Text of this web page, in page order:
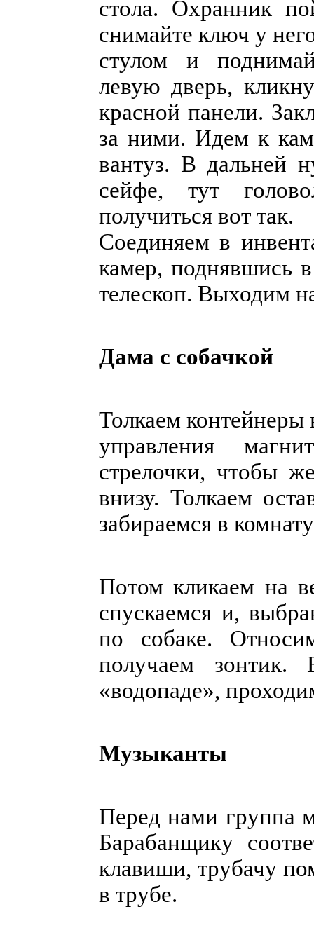
стола. Охранник
снимайте ключ у
стулом и
левую дверь,
красной панели.
за ними. Идем к
вантуз. В дальней
сейфе, тут
получиться вот так.
Соединяем в
камер, поднявшись
телескоп. Выходим
Дама с собачкой
Толкаем контейнеры
управления
стрелочки, чтобы
внизу. Толкаем
забираемся в
Потом кликаем на
спускаемся и,
по собаке.
получаем
«водопаде»,
Музыканты
Перед нами группа
Барабанщику
клавиши, трубачу
в трубе.